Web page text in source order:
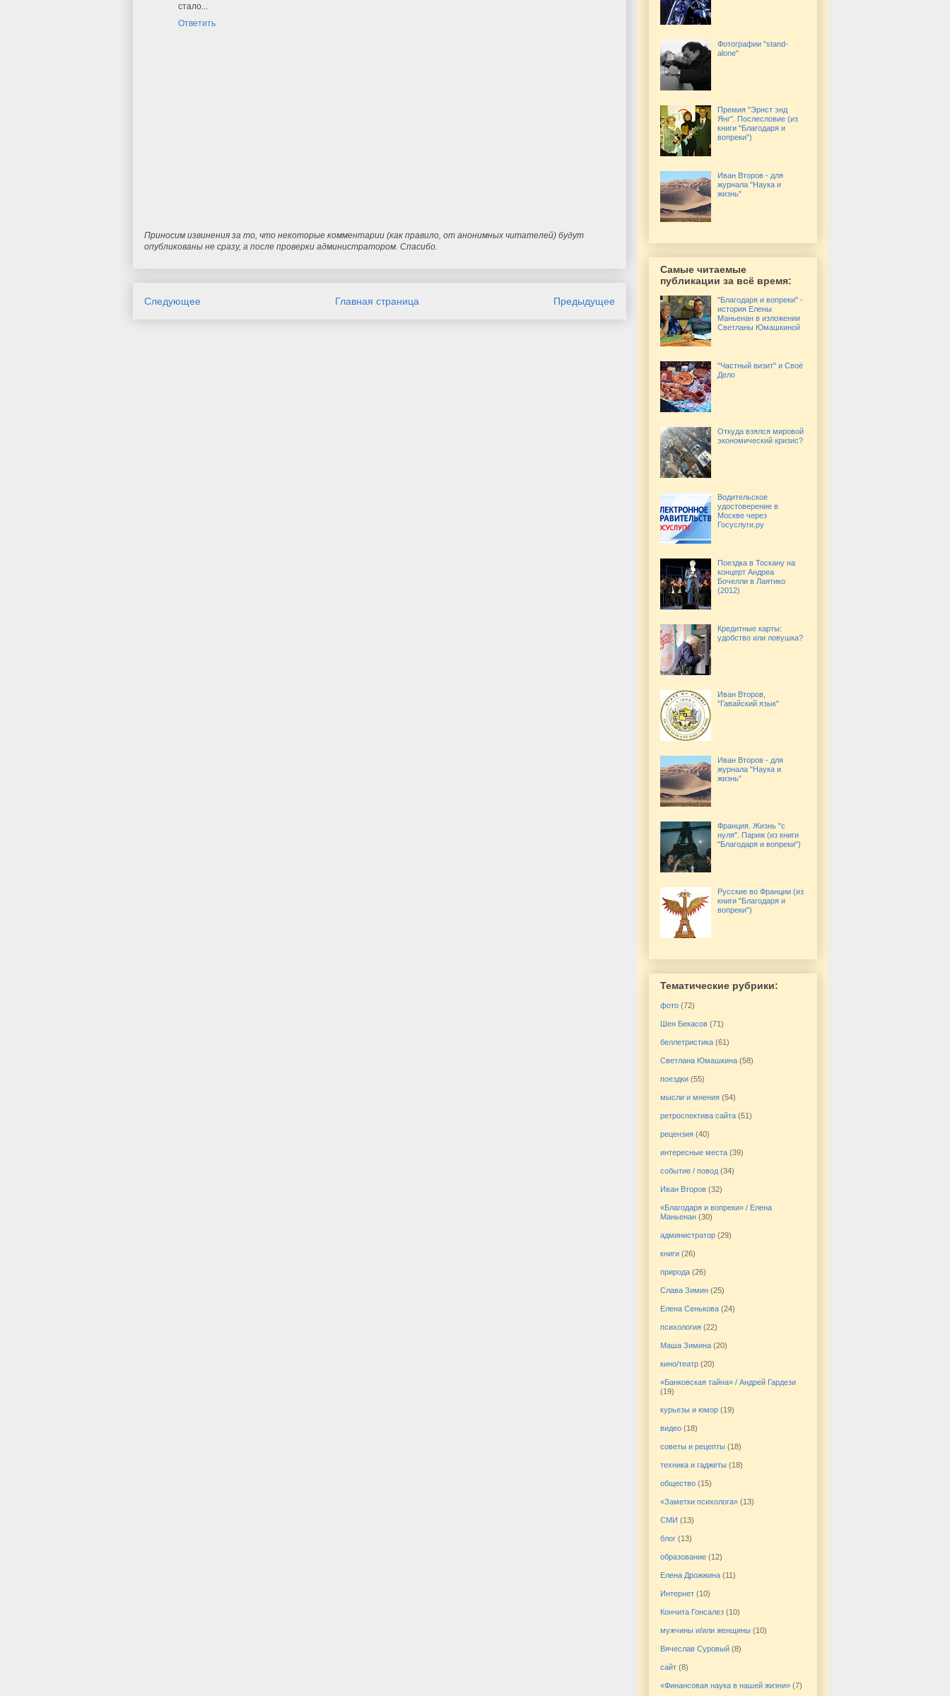
стало...
Ответить
Приносим извинения за то, что некоторые комментарии (как правило, от анонимных читателей) будут
опубликованы не сразу, а после проверки администратором. Спасибо.
Следующее Предыдущее
Главная страница
Фотографии "stand-
alone"
Премия "Эрнст энд
Янг". Послесловие (из
книги "Благодаря и
вопреки")
Иван Второв - для
журнала "Наука и
жизнь"
Самые читаемые
публикации за всё время:
"Благодаря и вопреки" -
история Елены
Маньенан в изложении
Светланы Юмашкиной
"Частный визит" и Своё
Дело
Откуда взялся мировой
экономический кризис?
Водительское
удостоверение в
Москве через
Госуслуги.ру
Поездка в Тоскану на
концерт Андреа
Бочелли в Лаятико
(2012)
Кредитные карты:
удобство или ловушка?
Иван Второв,
"Гавайский язык"
Иван Второв - для
журнала "Наука и
жизнь"
Франция. Жизнь "с
нуля". Париж (из книги
"Благодаря и вопреки")
Русские во Франции (из
книги "Благодаря и
вопреки")
Тематические рубрики:
фото (72)
Шен Бекасов (71)
беллетристика (61)
Светлана Юмашкина (58)
поездки (55)
мысли и мнения (54)
ретроспектива сайта (51)
рецензия (40)
интересные места (39)
событие / повод (34)
Иван Второв (32)
«Благодаря и вопреки» / Елена
Маньенан (30)
администратор (29)
книги (26)
природа (26)
Слава Зимин (25)
Елена Сенькова (24)
психология (22)
Маша Зимина (20)
кино/театр (20)
«Банковская тайна» / Андрей Гардези
(19)
курьезы и юмор (19)
видео (18)
советы и рецепты (18)
техника и гаджеты (18)
общество (15)
«Заметки психолога» (13)
СМИ (13)
блог (13)
образование (12)
Елена Дрожжина (11)
Интернет (10)
Кончита Гонсалез (10)
мужчины и/или женщины (10)
Вячеслав Суровый (8)
сайт (8)
«Финансовая наука в нашей жизни» (7)